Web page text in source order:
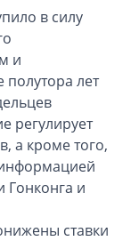
в силу
и
лет
регулирует
а кроме того,
Гонконга и
ставки